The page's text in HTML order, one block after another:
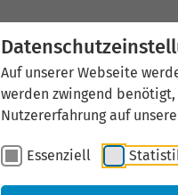
Auf unserer Webseite
werden zwingend
Nutzererfahrung auf
Essenziell
Aktuelles